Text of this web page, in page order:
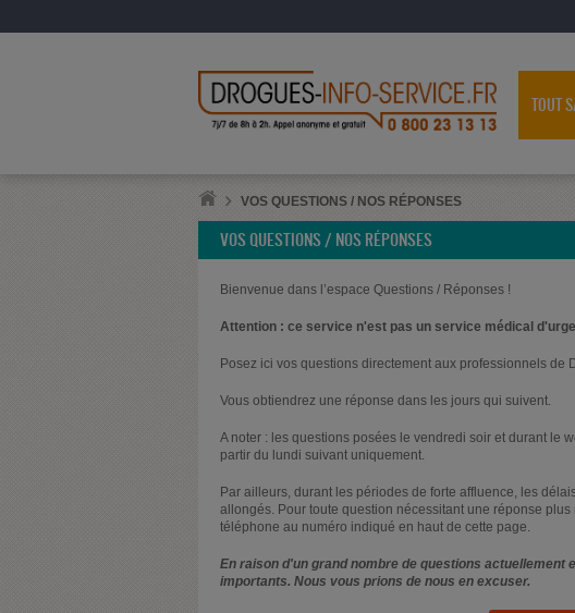
TOUT
VOS QUESTIONS / NOS RÉPONSES
VOS QUESTIONS / NOS RÉPONSES
Bienvenue dans l’espace Questions / Réponses !
Attention : ce service n'est pas un service médical
Posez ici vos questions directement aux professionnels de
Vous obtiendrez une réponse dans les jours qui suivent.
A noter : les questions posées le vendredi soir et durant le
partir du lundi suivant uniquement.
Par ailleurs, durant les périodes de forte affluence, les
allongés. Pour toute question nécessitant une réponse
téléphone au numéro indiqué en haut de cette page.
En raison d'un grand nombre de questions actuellement
importants. Nous vous prions de nous en excuser.